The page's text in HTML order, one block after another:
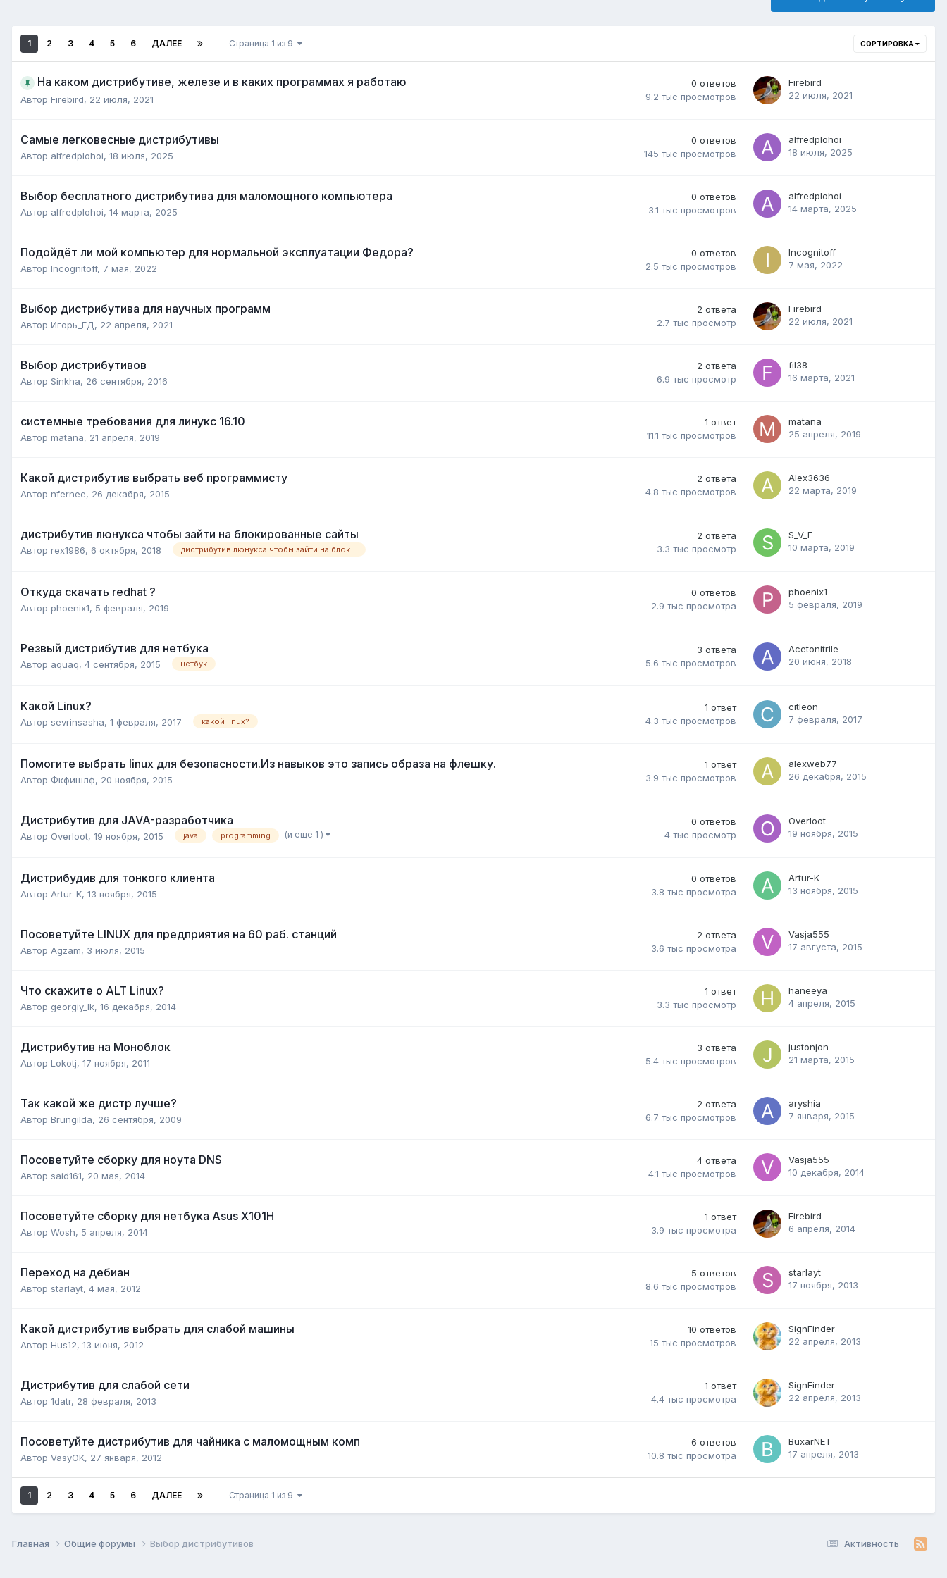
СОРТИРОВКА
1 2 3 4 5 6 ДАЛЕЕ Страница 1 из 9
На каком дистрибутиве, железе и в каких программах я работаю
Автор Firebird, 22 июля, 2021
0 ответов
9.2 тыс просмотров
Firebird
22 июля, 2021
Самые легковесные дистрибутивы
Автор alfredplohoi, 18 июля, 2025
0 ответов
145 тыс просмотров
alfredplohoi
18 июля, 2025
Выбор бесплатного дистрибутива для маломощного компьютера
Автор alfredplohoi, 14 марта, 2025
0 ответов
3.1 тыс просмотров
alfredplohoi
14 марта, 2025
Подойдёт ли мой компьютер для нормальной эксплуатации Федора?
Автор Incognitoff, 7 мая, 2022
0 ответов
2.5 тыс просмотров
Incognitoff
7 мая, 2022
Выбор дистрибутива для научных программ
Автор Игорь_ЕД, 22 апреля, 2021
2 ответа
2.7 тыс просмотр
Firebird
22 июля, 2021
Выбор дистрибутивов
Автор Sinkha, 26 сентября, 2016
2 ответа
6.9 тыс просмотр
fil38
16 марта, 2021
системные требования для линукс 16.10
Автор matana, 21 апреля, 2019
1 ответ
11.1 тыс просмотров
matana
25 апреля, 2019
Какой дистрибутив выбрать веб программисту
Автор nfernee, 26 декабря, 2015
2 ответа
4.8 тыс просмотров
Alex3636
22 марта, 2019
дистрибутив люнукса чтобы зайти на блокированные сайты
Автор rex1986, 6 октября, 2018 дистрибутив люнукса чтобы зайти на блокированные сайты
2 ответа
3.3 тыс просмотр
S_V_E
10 марта, 2019
Откуда скачать redhat ?
Автор phoenix1, 5 февраля, 2019
0 ответов
2.9 тыс просмотра
phoenix1
5 февраля, 2019
Резвый дистрибутив для нетбука
Автор aquaq, 4 сентября, 2015 нетбук
3 ответа
5.6 тыс просмотров
Acetonitrile
20 июня, 2018
Какой Linux?
Автор sevrinsasha, 1 февраля, 2017 какой linux?
1 ответ
4.3 тыс просмотров
citleon
7 февраля, 2017
Помогите выбрать linux для безопасности.Из навыков это запись образа на флешку.
Автор Фкфишлф, 20 ноября, 2015
1 ответ
3.9 тыс просмотров
alexweb77
26 декабря, 2015
Дистрибутив для JAVA-разработчика
Автор Overloot, 19 ноября, 2015 java programming (и ещё 1 )
0 ответов
4 тыс просмотр
Overloot
19 ноября, 2015
Дистрибудив для тонкого клиента
Автор Artur-K, 13 ноября, 2015
0 ответов
3.8 тыс просмотра
Artur-K
13 ноября, 2015
Посоветуйте LINUX для предприятия на 60 раб. станций
Автор Agzam, 3 июля, 2015
2 ответа
3.6 тыс просмотра
Vasja555
17 августа, 2015
Что скажите о ALT Linux?
Автор georgiy_lk, 16 декабря, 2014
1 ответ
3.3 тыс просмотр
haneeya
4 апреля, 2015
Дистрибутив на Моноблок
Автор Lokotj, 17 ноября, 2011
3 ответа
5.4 тыс просмотров
justonjon
21 марта, 2015
Так какой же дистр лучше?
Автор Brungilda, 26 сентября, 2009
2 ответа
6.7 тыс просмотров
aryshia
7 января, 2015
Посоветуйте сборку для ноута DNS
Автор said161, 20 мая, 2014
4 ответа
4.1 тыс просмотров
Vasja555
10 декабря, 2014
Посоветуйте сборку для нетбука Asus X101H
Автор Wosh, 5 апреля, 2014
1 ответ
3.9 тыс просмотра
Firebird
6 апреля, 2014
Переход на дебиан
Автор starlayt, 4 мая, 2012
5 ответов
8.6 тыс просмотров
starlayt
17 ноября, 2013
Какой дистрибутив выбрать для слабой машины
Автор Hus12, 13 июня, 2012
10 ответов
15 тыс просмотров
SignFinder
22 апреля, 2013
Дистрибутив для слабой сети
Автор 1datr, 28 февраля, 2013
1 ответ
4.4 тыс просмотра
SignFinder
22 апреля, 2013
Посоветуйте дистрибутив для чайника с маломощным комп
Автор VasyOK, 27 января, 2012
6 ответов
10.8 тыс просмотра
BuxarNET
17 апреля, 2013
1 2 3 4 5 6 ДАЛЕЕ Страница 1 из 9
Активность
Главная Общие форумы Выбор дистрибутивов